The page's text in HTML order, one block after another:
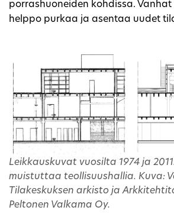
porrashuoneiden kohdissa. Vanhat
helppo purkaa ja asentaa uudet
Leikkauskuvat vuosilta 1974 ja
muistuttaa teollisuushallia. Kuva:
Tilakeskuksen arkisto ja
Peltonen Valkama Oy.